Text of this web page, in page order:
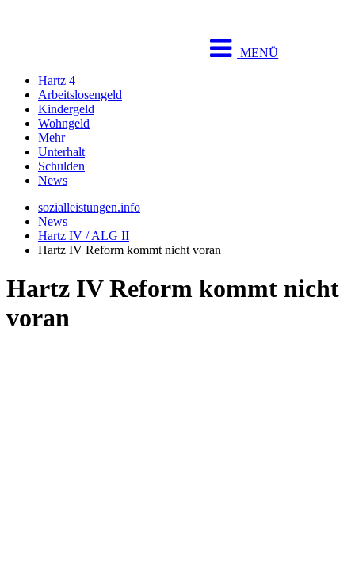
MENÜ
Hartz 4
Arbeitslosengeld
Kindergeld
Wohngeld
Mehr
Unterhalt
Schulden
News
sozialleistungen.info
News
Hartz IV / ALG II
Hartz IV Reform kommt nicht voran
Hartz IV Reform kommt nicht
voran